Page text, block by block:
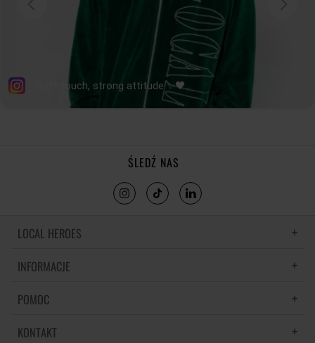
ŚLEDŹ NAS
LOCAL HEROES
LH MEMORIES
INFORMACJE
POLITYKA PRYWATNOŚCI
REGULAMINY PROMOCJI
POMOC
CZĘSTE PYTANIA
KONTAKT